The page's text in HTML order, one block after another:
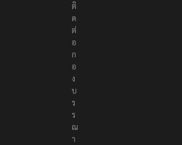
ติ
ด
ต่
อ
ก
อ
ง
บ
ร
ร
ณ
า